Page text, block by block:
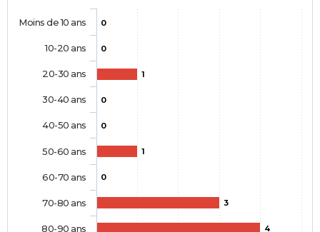
0
0
1
0
0
1
0
3
4
Moins de 10 ans
10-20 ans
20-30 ans
30-40 ans
40-50 ans
50-60 ans
60-70 ans
70-80 ans
80-90 ans